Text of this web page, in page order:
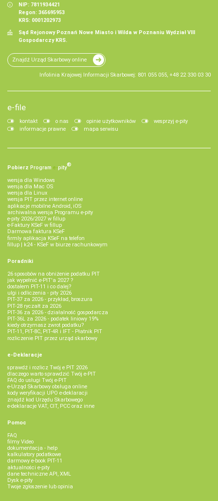
NIP: 7811934421
Regon: 365695953
KRS: 0001202973
Sąd Rejonowy Poznań Nowe Miasto i Wilda w Poznaniu Wydział VIII
Gospodarczy KRS.
Znajdź Urząd Skarbowy online
Infolinia Krajowej Informacji Skarbowej: 801 055 055, +48 22 330 03 30
e-file
kontakt o nas opinie użytkowników
wesprzyj e-pity
informacje prawne
mapa serwisu
Pobierz Program e‑pity®
wersja dla Windows
wersja dla Mac OS
wersja dla Linux
wersja PIT przez internet online
aplikacje mobilne Android, iOS
archiwalna wersja Programu e-pity
e-pity 2026/2027 w fillup
e‑Faktury KSeF w fillup
Darmowa faktura KSeF
firmly aplikacja KSeF na telefon
fillup | k24 - KSeF w biurze rachunkowym
Poradniki
26 sposobów na obniżenie podatku PIT
jak wypełnić e-PIT'a 2027 ?
dostałem PIT-11 i co dalej?
ulgi i odliczenia - pity 2026
PIT-37 za 2026 - przykład, broszura
PIT-28 ryczałt za 2026
PIT-36 za 2026 - działalność gospodarcza
PIT-36L za 2026 - podatek liniowy 19%
kiedy otrzymasz zwrot podatku?
PIT-11, PIT-8C, PIT-4R i IFT - Płatnik PIT
rozliczenie PIT przez urząd skarbowy
e-Deklaracje
sprawdź i rozlicz Twój e PIT 2026
dlaczego warto sprawdzić Twój e-PIT
FAQ do usługi Twój e-PIT
e-Urząd Skarbowy obsługa online
kody weryfikacji UPO e-deklaracji
znajdź kod Urzędu Skarbowego
e-deklaracje VAT, CIT, PCC oraz inne
Pomoc
FAQ
filmy Video
dokumentacja - help
kalkulatory podatkowe
darmowy e-book PIT-11
aktualności e-pity
dane techniczne API, XML
Dysk e-pity
Twoje zgłoszenie lub opinia